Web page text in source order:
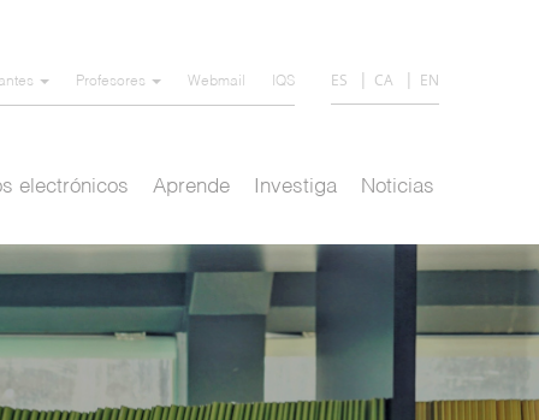
Profesores Webmail IQS ES CA EN
electrónicos Aprende Investiga Noticias